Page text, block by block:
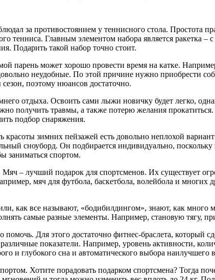
за противостоянием у теннисного стола. Простота
тенниса. Главным элементом набора является ракетка
Подарить такой набор точно стоит.
парень может хорошо провести время на катке.
неудобные. По этой причине нужно приобрести
поэтому нюансов достаточно.
отдыха. Освоить сами лыжи новичку будет легко,
получить травмы, а также потерю желания
подбор снаряжения.
зимних пейзажей есть довольно неплохой
сноуборд. Он подбирается индивидуально,
заниматься спортом.
– лучший подарок для спортсменов. Их существует
мяч для футбола, баскетбола, волейбола и
как все называют, «бодибилдингом», знают, как
самые разные элементы. Например, становую тягу,
Для этого достаточно фитнес-браслета, который
показатели. Например, уровень активности,
и глубокого сна и автоматического выбора наилучшего
Хотите порадовать подарком спортсмена? Тогда